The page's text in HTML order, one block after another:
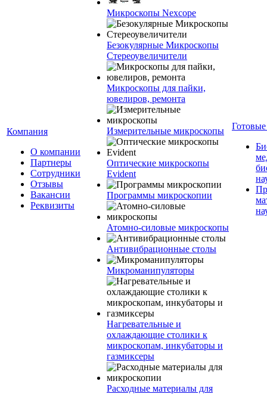
Компания
О компании
Партнеры
Сотрудники
Отзывы
Вакансии
Реквизиты
Микроскопы Nexcope
Безокулярные Микроскопы
Стереоувеличители
Микроскопы для пайки,
ювелиров, ремонта
Измерительные микроскопы
Оптические микроскопы
Evident
Программы микроскопии
Атомно-силовые микроскопы
Антивибрационные столы
Микроманипуляторы
Нагревательные и
охлаждающие столики к
микроскопам, инкубаторы и
газмиксеры
Расходные материалы для